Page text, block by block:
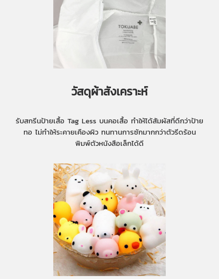
วัสดุผ้าสังเคราะห์
รับสกรีนป้ายเสื้อ Tag Less บนคอเสื้อ ทำให้ได้สัมผัสที่ดีกว่าป้าย
ทอ ไม่ทำให้ระคายเคืองผิว ทนทานการซักมากกว่าตัวรีดร้อน
พิมพ์ตัวหนังสือเล็กได้ดี